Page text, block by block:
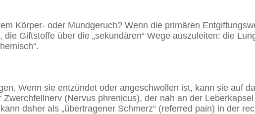
Körper- oder Mundgeruch? Wenn die primären
Giftstoffe über die „sekundären“ Wege auszuleiten: die
Wenn sie entzündet oder angeschwollen ist, kann sie auf
(Nervus phrenicus), der nah an der
daher als „übertragener Schmerz“ (referred pain) in der